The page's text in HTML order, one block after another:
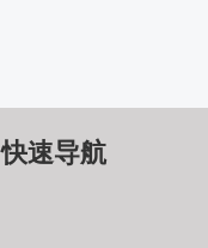
快速导航